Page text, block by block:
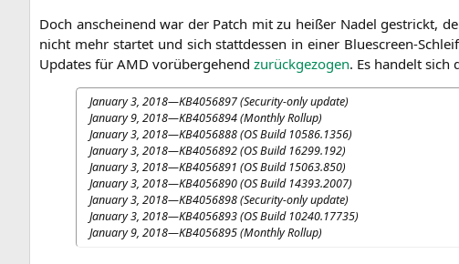
Doch anschei­nend war der Patch mit zu hei­ßer Nadel gestrickt,
nicht mehr star­tet und sich statt­des­sen in einer Blue­screen-
Updates für AMD vor­über­ge­hend zurück­ge­zo­gen. Es han­delt sich
Janu­ary 3, 2018—KB4056897(Secu­ri­ty-only update)
Janu­ary 9, 2018—KB4056894(Month­ly Rollup)
Janu­ary 3, 2018—KB4056888(OSBuild 10586.1356)
Janu­ary 3, 2018—KB4056892(OSBuild 16299.192)
Janu­ary 3, 2018—KB4056891 (OSBuild 15063.850)
Janu­ary 3, 2018—KB4056890(OSBuild 14393.2007)
Janu­ary 3, 2018—KB4056898(Secu­ri­ty-only update)
Janu­ary 3, 2018—KB4056893(OSBuild 10240.17735)
Janu­ary 9, 2018—KB4056895(Month­ly Rollup)